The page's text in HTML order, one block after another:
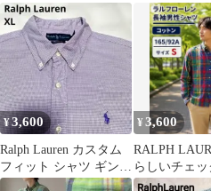
ギンガム L
¥3,600
Ralph Lauren カスタム
フィット シャツ ギンガ
ムチェック 紫XL
¥3,600
RALPH
らしいチェ
す。男女兼用